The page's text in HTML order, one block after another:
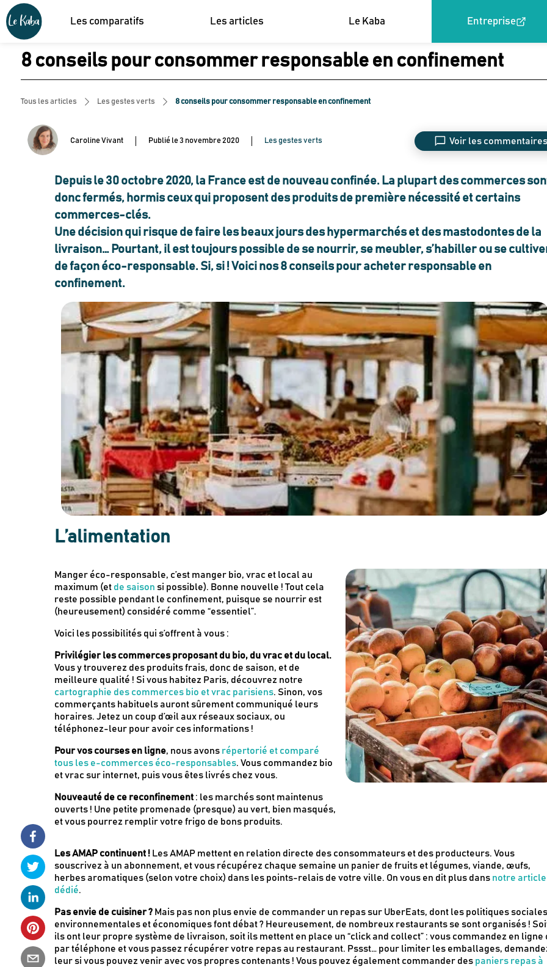
Les comparatifs Les articles Le Kaba Entreprise
8 conseils pour consommer responsable en confinement
Tous les articles Les gestes verts 8 conseils pour consommer responsable en confinement
Caroline Vivant Publié le3 novembre 2020 Les gestes verts Voir les commentaires
Depuis le 30 octobre 2020, la France est de nouveau confinée. La plupart des commerces
donc fermés, hormis ceux qui proposent des produits de première nécessité et certains
commerces-clés.
Une décision qui risque de faire les beaux jours des hypermarchés et des mastodontes de la
livraison… Pourtant, il est toujours possible de se nourrir, se meubler, s’habiller ou se
de façon éco-responsable. Si, si ! Voici nos 8 conseils pour acheter responsable en
confinement.
L’alimentation
Manger éco-responsable, c’est manger bio, vrac et local au
maximum (et de saison si possible). Bonne nouvelle ! Tout cela
reste possible pendant le confinement, puisque se nourrir est
(heureusement) considéré comme “essentiel”.
Voici les possibilités qui s’offrent à vous :
Privilégier les commerces proposant du bio, du vrac et du local.
Vous y trouverez des produits frais, donc de saison, et de
meilleure qualité ! Si vous habitez Paris, découvrez notre
cartographie des commerces bio et vrac parisiens. Sinon, vos
commerçants habituels auront sûrement communiqué leurs
horaires. Jetez un coup d’œil aux réseaux sociaux, ou
téléphonez-leur pour avoir ces informations !
Pour vos courses en ligne, nous avons répertorié et comparé
tous les e-commerces éco-responsables. Vous commandez bio
et vrac sur internet, puis vous êtes livrés chez vous.
Nouveauté de ce reconfinement: les marchés sont maintenus
ouverts ! Une petite promenade (presque) au vert, bien masqués,
et vous pourrez remplir votre frigo de bons produits.
Les AMAP continuent !Les AMAP mettent en relation directe des consommateurs et des producteurs. Vous
souscrivez à un abonnement, et vous récupérez chaque semaine un panier de fruits et légumes, viande, œufs,
herbes aromatiques (selon votre choix) dans les points-relais de votre ville. On vous en dit plus dans notre article
dédié.
Pas envie de cuisiner ?Mais pas non plus envie de commander un repas sur UberEats, dont les politiques
environnementales et économiques font débat ? Heureusement, de nombreux restaurants se sont organisés !
ils ont leur propre système de livraison, soit ils mettent en place un “click and collect” : vous commandez en ligne
par téléphone et vous passez récupérer votre repas au restaurant. Pssst… pour limiter les emballages,
leur si vous pouvez venir avec vos propres contenants ! Vous pouvez également commander des paniers repas à